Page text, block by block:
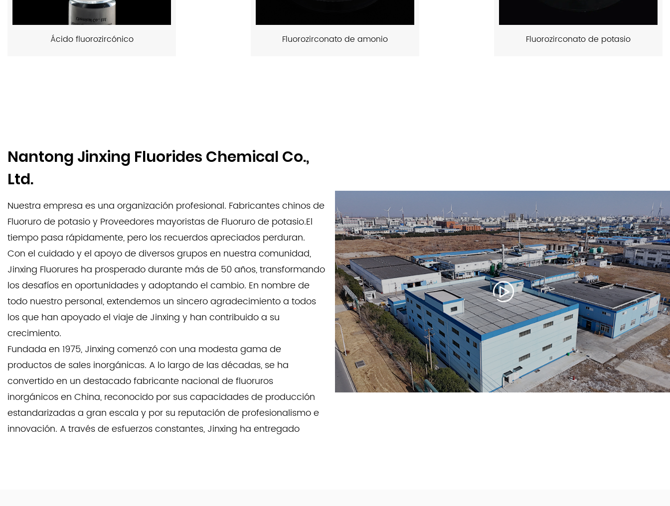
Ácido fluorozircónico Fluorozirconato de amonio Fluorozirconato de potasio
Nantong Jinxing Fluorides Chemical Co.,
Ltd.
Nuestra empresa es una organización profesional. Fabricantes chinos de
Fluoruro de potasioy Proveedores mayoristas de Fluoruro de potasio.El
tiempo pasa rápidamente, pero los recuerdos apreciados perduran.
Con el cuidado y el apoyo de diversos grupos en nuestra comunidad,
Jinxing Fluorures ha prosperado durante más de 50 años, transformando
los desafíos en oportunidades y adoptando el cambio. En nombre de
todo nuestro personal, extendemos un sincero agradecimiento a todos
los que han apoyado el viaje de Jinxing y han contribuido a su
crecimiento.
Fundada en 1975, Jinxing comenzó con una modesta gama de
productos de sales inorgánicas. A lo largo de las décadas, se ha
convertido en un destacado fabricante nacional de fluoruros
inorgánicos en China, reconocido por sus capacidades de producción
estandarizadas a gran escala y por su reputación de profesionalismo e
innovación. A través de esfuerzos constantes, Jinxing ha entregado